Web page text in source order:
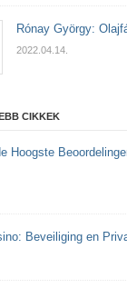
Rónay György:
2022.04.14.
CIKKEK
Hoogste
Beveiliging en